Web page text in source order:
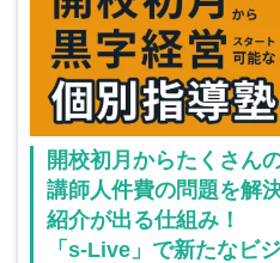
開校初月からたくさん
講師人件費の問題を解
紹介が出る仕組み！
「s-Live」で新たなビ